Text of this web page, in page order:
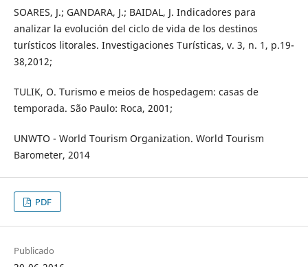
SOARES, J.; GANDARA, J.; BAIDAL, J. Indicadores para
analizar la evolución del ciclo de vida de los destinos
turísticos litorales. Investigaciones Turísticas, v. 3, n. 1, p.19-
38,2012;
TULIK, O. Turismo e meios de hospedagem: casas de
temporada. São Paulo: Roca, 2001;
UNWTO - World Tourism Organization. World Tourism
Barometer, 2014
PDF
Publicado